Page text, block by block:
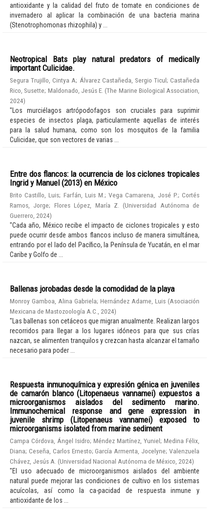
antioxidante y la calidad del fruto de tomate en condiciones de
invernadero al aplicar la combinación de una bacteria marina
(Stenotrophomonas rhizophila) y ...
Neotropical Bats play natural predators of medically
important Culicidae.
Segura Trujillo, Cintya A; Álvarez Castañeda, Sergio Ticul; Castañeda
Rico, Susette; Maldonado, Jesús E. (The Marine Biological Association
2024)
"Los murciélagos artrópodofagos son cruciales para suprimir
especies de insectos plaga, particularmente aquellas de interés
para la salud humana, como son los mosquitos de la familia
Culicidae, que son vectores de varias ...
Entre dos flancos: la ocurrencia de los ciclones tropicales
Ingrid y Manuel (2013) en México
Brito Castillo, Luis; Farfán, Luis M.;Vega Camarena, José P.;Cortés
Ramos, Jorge; Flores López, María Z. (Universidad Autónoma de
Guerrero 2024)
"Cada año, México recibe el impacto de ciclones tropicales y esto
puede ocurrir desde ambos flancos incluso de manera simultánea,
entrando por el lado del Pacífico, la Península de Yucatán, en el mar
Caribe y Golfo de ...
Ballenas jorobadas desde la comodidad de la playa
Monroy Gamboa, Alina Gabriela; Hernández Adame, Luis (Asociación
Mexicana de Mastozoología A.C.
2024)
"Las ballenas son cetáceos que migran anualmente. Realizan largos
recorridos para llegar a los lugares idóneos para que sus crías
nazcan, se alimenten tranquilos y crezcan hasta alcanzar el tamaño
necesario para poder ...
Respuesta inmunoquímica y expresión génica en juveniles
de camarón blanco (Litopenaeus vannamei) expuestos a
microorganismos aislados del sedimento marino.
Immunochemical response and gene expression in
juvenile shrimp (Litopenaeus vannamei) exposed to
microorganisms isolated from marine sediment
Campa Córdova, Ángel Isidro; Méndez Martínez, Yuniel; Medina Félix,
Diana; Ceseña, Carlos Ernesto;García Armenta, Jocelyne;Valenzuela
Chávez, Jesús A. (Universidad Nacional Autónoma de México 2024)
"El uso adecuado de microorganismos aislados del ambiente
natural puede mejorar las condiciones de cultivo en los sistemas
acuícolas, así como la ca-pacidad de respuesta inmune y
antioxidante de los ...